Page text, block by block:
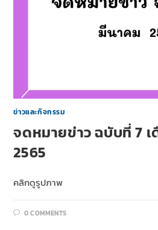
ข่าวและกิจกรรม
จดหมายข่าว ฉบับที่ 7
2565
คลิกดูรูปภาพ
0 COMMENTS